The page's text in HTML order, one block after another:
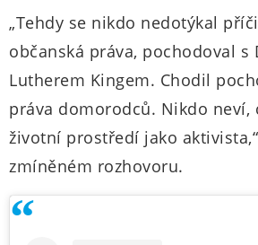
„Tehdy se nikdo nedotýkal
občanská práva, pochodoval s
Lutherem Kingem. Chodil
práva domorodců. Nikdo neví,
životní prostředí jako
zmíněném rozhovoru.